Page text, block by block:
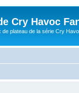
Cry Havoc
de plateau de la série Cry